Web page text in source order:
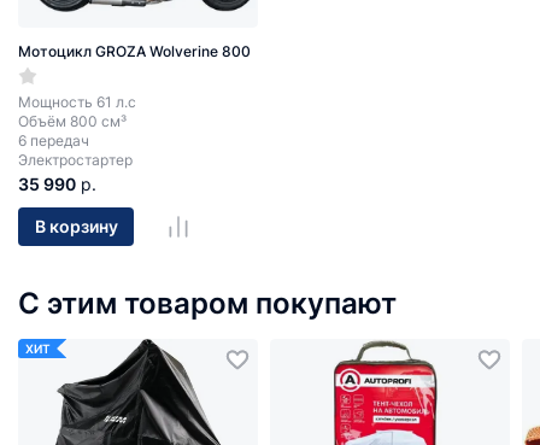
Мотоцикл GROZA Wolverine 800
Мощность 61 л.с
Объём 800 см³
6 передач
Электростартер
35 990 р.
В корзину
С этим товаром покупают
ХИТ